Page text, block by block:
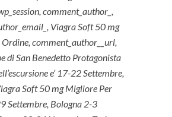
comment_author_,
Viagra Soft 50 mg
Ordine, comment_author__url,
di San Benedetto Protagonista
e’ 17-22 Settembre,
Soft 50 mg Migliore Per
Settembre, Bologna 2-3